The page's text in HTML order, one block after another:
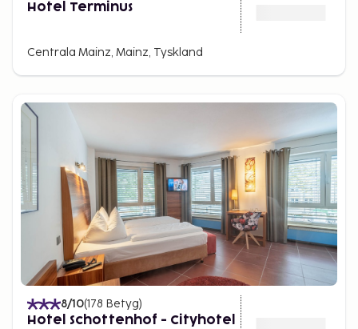
Hotel Terminus
Centrala Mainz, Mainz, Tyskland
8/10(178 Betyg)
Hotel Schottenhof - Cityhotel